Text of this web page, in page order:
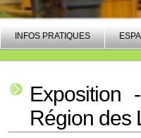
INFOS PRATIQUES
Exposition
Région des